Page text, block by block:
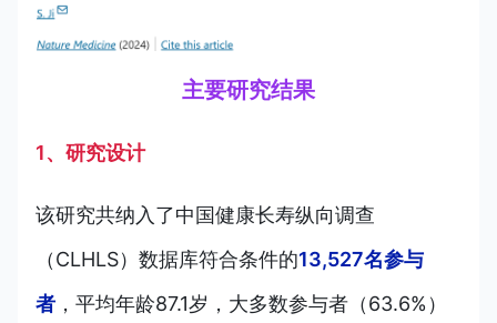
主要研究结果
1、研究设计
该研究共纳入了中国健康长寿纵向调查
（CLHLS）数据库符合条件的13,527名参与
者 ，平均年龄87.1岁，大多数参与者（63.6%）